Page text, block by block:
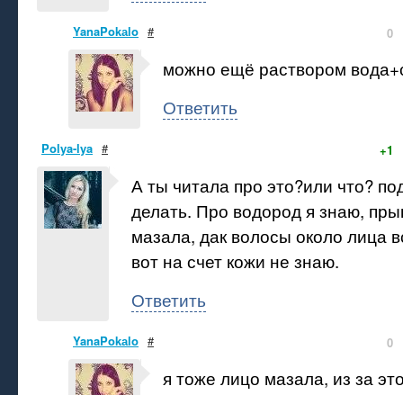
YanaPokаlo # 0
можно ещё раствором
Ответить
Polya-lya # +1
А ты читала про это?или что?
делать. Про водород я знаю,
мазала, дак волосы около лица
вот на счет кожи не знаю.
Ответить
YanaPokаlo # 0
я тоже лицо мазала, из за